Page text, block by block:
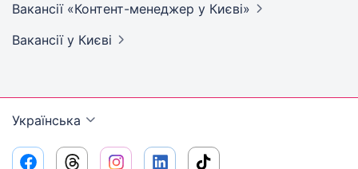
Вакансії «Контент-менеджер у Києві»
Вакансії у Києві
Українська